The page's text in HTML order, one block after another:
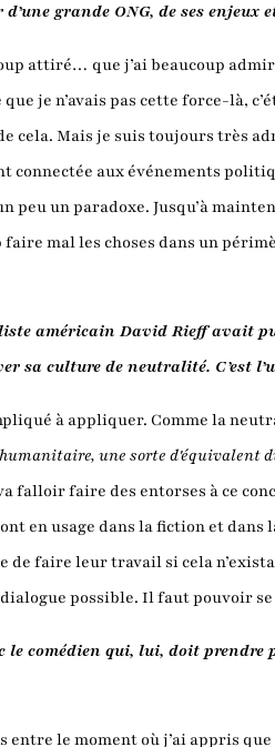
grande ONG, de ses
attiré… que j’ai beaucoup
que je n’avais pas cette force-là,
cela. Mais je suis toujours très
aux événements
peu un paradoxe. Jusqu’à
faire mal les choses dans un
américain David Rieff avait
sa culture de neutralité. C’est
à appliquer. Comme la
une sorte d'équivalent
falloir faire des entorses à ce
en usage dans la fiction et
faire leur travail si cela
possible. Il faut pouvoir
comédien qui, lui, doit prendre
entre le moment où j’ai appris